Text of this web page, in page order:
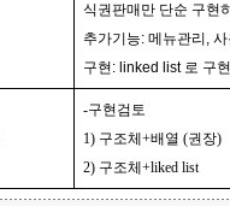
식권판매만 단순 구현
추가기능: 메뉴관리,
구현: linked list 로 구현
-구현검토
1) 구조체+배열 (권장)
2) 구조체+liked list